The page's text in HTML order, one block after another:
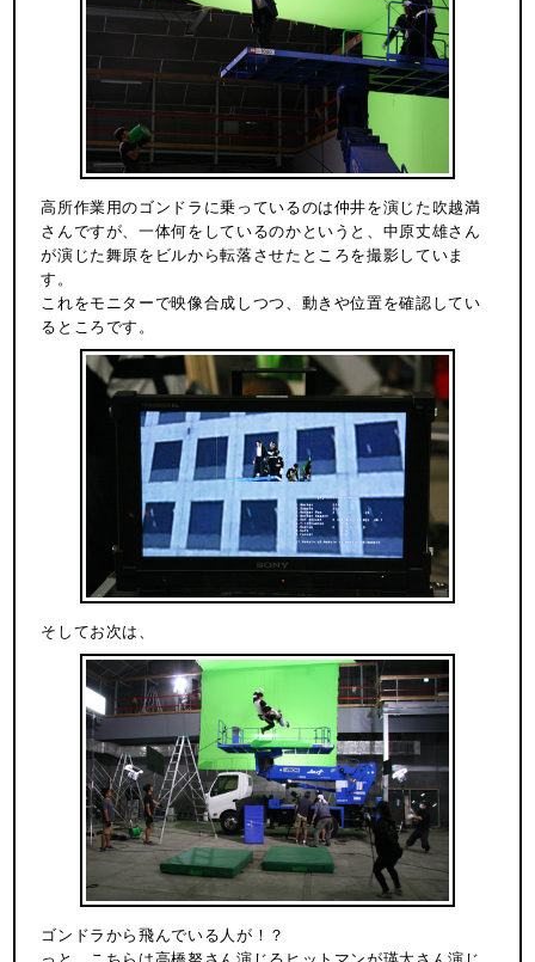
高所作業用のゴンドラに乗っているのは仲井を演じた吹越満
さんですが、一体何をしているのかというと、中原丈雄さん
が演じた舞原をビルから転落させたところを撮影していま
す。
これをモニターで映像合成しつつ、動きや位置を確認してい
るところです。
そしてお次は、
ゴンドラから飛んでいる人が！？